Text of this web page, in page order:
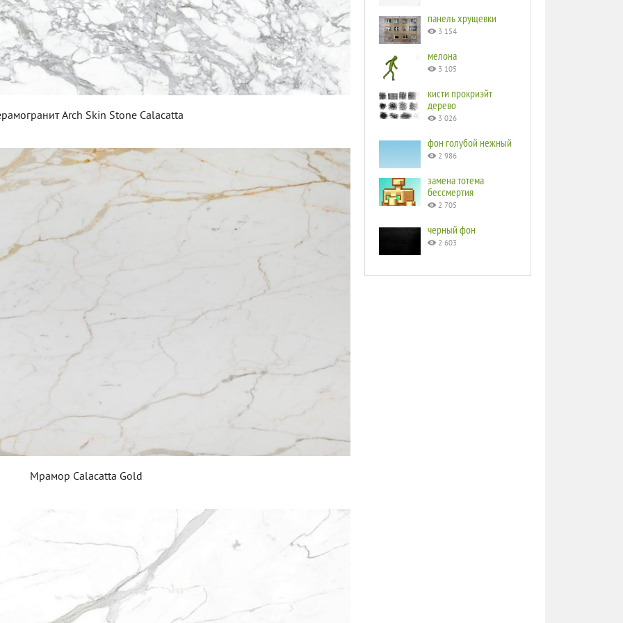
Arch Skin Stone Calacatta
Мрамор Calacatta Gold
панель хрущевки
3 154
мелона
3 105
кисти прокриэйт
дерево
3 026
фон голубой нежный
2 986
замена тотема
бессмертия
2 705
черный фон
2 603